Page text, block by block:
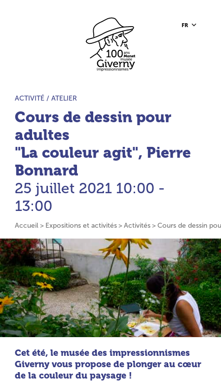
FR
Accueil du site
TYPE D’ACTIVITÉ :
ACTIVITÉ /ATELIER
Cours de dessin pour
adultes
"La couleur agit", Pierre
Bonnard
25 juillet 2021 10:00 -
13:00
Accueil Expositions et activités Activités Cours de dessin
Cet été, le musée des impressionnismes
Giverny vous propose de plonger au cœur
de la couleur du paysage !